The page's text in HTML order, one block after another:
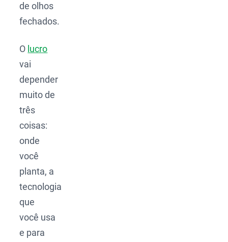
de olhos
fechados.
O lucro
vai
depender
muito de
três
coisas:
onde
você
planta, a
tecnologia
que
você usa
e para